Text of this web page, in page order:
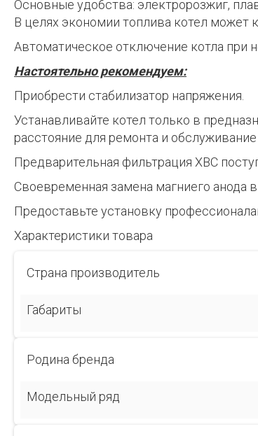
Основные удобства: электророзжиг,
В целях экономии топлива котел может
Автоматическое отключение котла при
Настоятельно рекомендуем:
Приобрести стабилизатор напряжения.
Устанавливайте котел только в
расстояние для ремонта и обслуживание
Предварительная фильтрация ХВС
Своевременная замена магниего анода в
Предоставьте установку
Характеристики товара
Страна производитель
Габариты
Родина бренда
Модельный ряд